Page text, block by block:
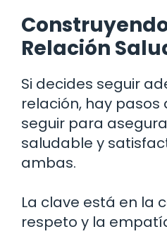
Relación
Si decides seguir
relación, hay pasos
seguir para
saludable y
ambas.
La clave está en la
respeto y la